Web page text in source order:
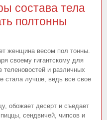
состава тела
полтонны
женщина весом пол тонны.
своему гигантскому для
теленовостей и различных
стала лучше, ведь все свое
обожает десерт и съедает
сендвичей, чипсов и